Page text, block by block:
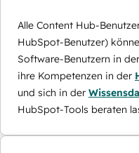
Alle Content Hub-
HubSpot-Benutzer)
Software-Benutzern in der
ihre Kompetenzen in der
und sich in der
HubSpot-Tools beraten